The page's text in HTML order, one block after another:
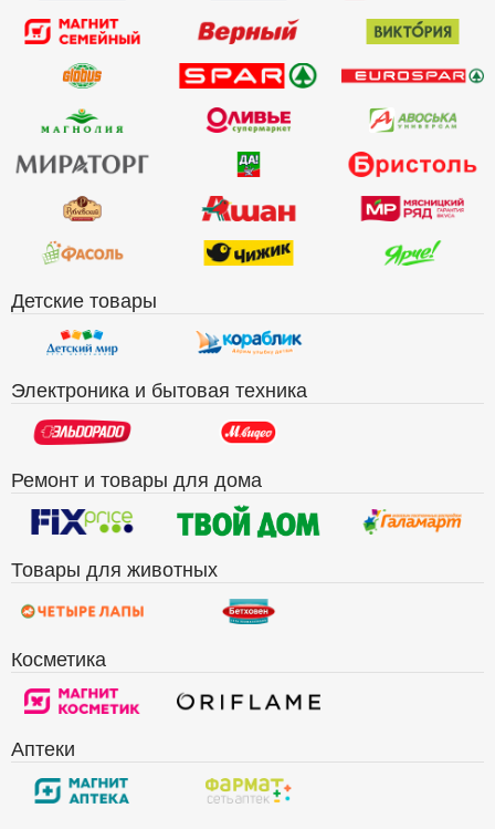
Детские товары
Электроника и бытовая техника
Ремонт и товары для дома
Товары для животных
Косметика
Аптеки